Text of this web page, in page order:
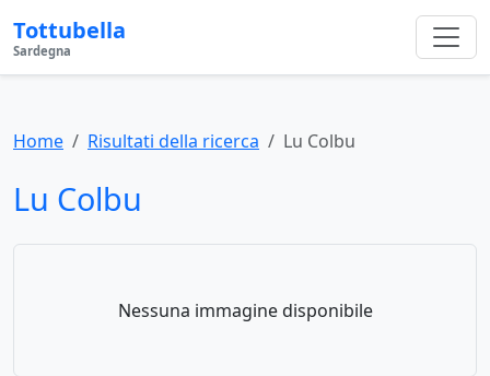
Tottubella
Sardegna
Home Risultati della ricerca Lu Colbu
Lu Colbu
Nessuna immagine disponibile